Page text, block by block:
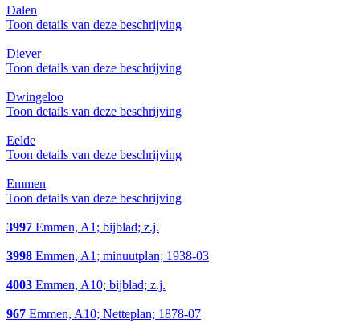
Dalen
Toon details van deze beschrijving
Diever
Toon details van deze beschrijving
Dwingeloo
Toon details van deze beschrijving
Eelde
Toon details van deze beschrijving
Emmen
Toon details van deze beschrijving
3997 Emmen, A1; bijblad; z.j.
3998 Emmen, A1; minuutplan; 1938-03
4003 Emmen, A10; bijblad; z.j.
967 Emmen, A10; Netteplan; 1878-07